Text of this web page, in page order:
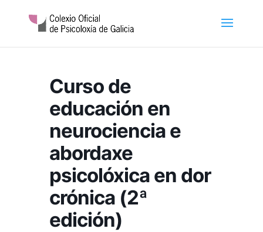
Curso de
educación en
neurociencia e
abordaxe
psicolóxica en dor
crónica (2ª
edición)